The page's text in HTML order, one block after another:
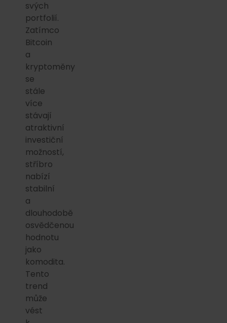
svých
portfolií.
Zatímco
Bitcoin
a
kryptoměny
se
stále
více
stávají
atraktivní
investiční
možností,
stříbro
nabízí
stabilní
a
dlouhodobě
osvědčenou
hodnotu
jako
komodita.
Tento
trend
může
vést